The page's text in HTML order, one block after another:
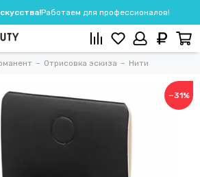
Работаем для профессионалов!
Отрисовка эскиза Нити
−31%